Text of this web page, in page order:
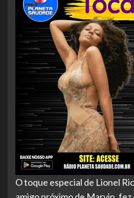
O toque especial de Lionel